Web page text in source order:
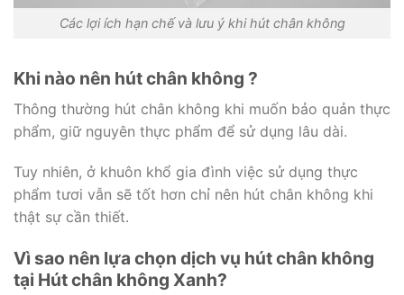
Các lợi ích hạn chế và lưu ý khi hút chân không
Khi nào nên hút chân không ?
Thông thường hút chân không khi muốn bảo quản thực
phẩm, giữ nguyên thực phẩm để sử dụng lâu dài.
Tuy nhiên, ở khuôn khổ gia đình việc sử dụng thực
phẩm tươi vẫn sẽ tốt hơn chỉ nên hút chân không khi
thật sự cần thiết.
Vì sao nên lựa chọn dịch vụ hút chân không
tại Hút chân không Xanh?